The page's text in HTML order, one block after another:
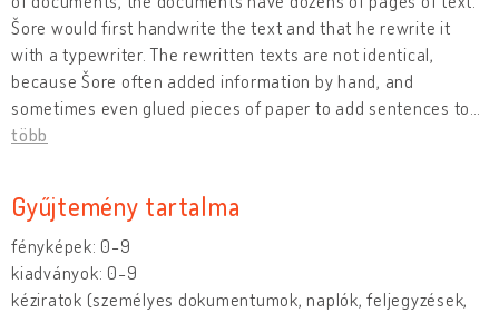
Šore would first handwrite the text and that he rewrite it
with a typewriter. The rewritten texts are not identical,
because Šore often added information by hand, and
sometimes even glued pieces of paper to add sentences to
több
Gyűjtemény tartalma
fényképek: 0-9
kiadványok: 0-9
kéziratok (személyes dokumentumok, naplók, feljegyzések,